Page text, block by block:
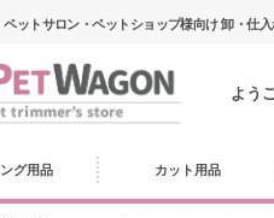
ペットサロン・ペットショップ様向け 卸・仕
よう
グ用品 カット用品